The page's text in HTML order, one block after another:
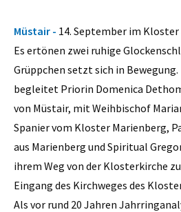
Müstair - 14. September im
Es ertönen zwei ruhige
Grüppchen setzt sich in
begleitet Priorin Domenica
von Müstair, mit Weihbischof
Spanier vom Kloster Marienberg,
aus Marienberg und Spiritual
ihrem Weg von der Klosterkirche
Eingang des Kirchweges des
Als vor rund 20 Jahren